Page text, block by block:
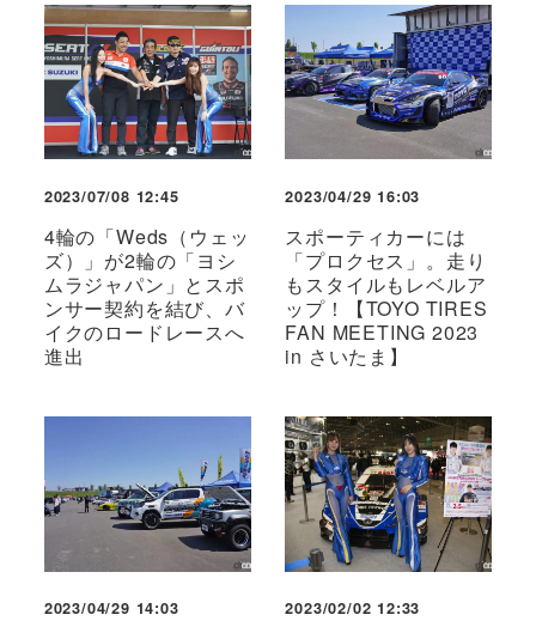
2023/07/08 12:45
4輪の「Weds（ウェッ
ズ）」が2輪の「ヨシ
ムラジャパン」とスポ
ンサー契約を結び、バ
イクのロードレースへ
進出
2023/04/29 16:03
スポーティカーには
「プロクセス」。走り
もスタイルもレベルア
ップ！【TOYO TIRES
FAN MEETING 2023
in さいたま】
2023/04/29 14:03 2023/02/02 12:33